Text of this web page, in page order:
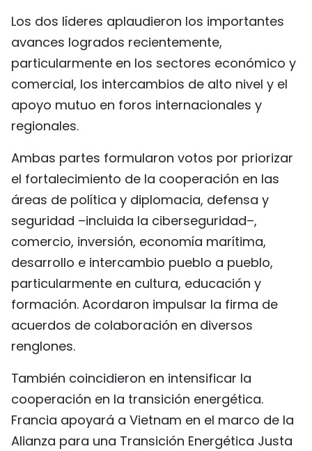
Los dos líderes aplaudieron los importantes
avances logrados recientemente,
particularmente en los sectores económico y
comercial, los intercambios de alto nivel y el
apoyo mutuo en foros internacionales y
regionales.
Ambas partes formularon votos por priorizar
el fortalecimiento de la cooperación en las
áreas de política y diplomacia, defensa y
seguridad –incluida la ciberseguridad–,
comercio, inversión, economía marítima,
desarrollo e intercambio pueblo a pueblo,
particularmente en cultura, educación y
formación. Acordaron impulsar la firma de
acuerdos de colaboración en diversos
renglones.
También coincidieron en intensificar la
cooperación en la transición energética.
Francia apoyará a Vietnam en el marco de la
Alianza para una Transición Energética Justa